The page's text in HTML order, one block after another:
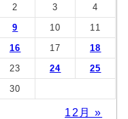
2 3
4
9 10
11
16 17
18
23 24
25
30
12月 »